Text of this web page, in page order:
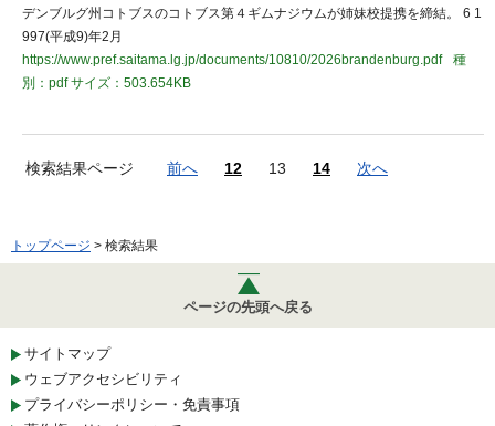
デンブルグ州コトブスのコトブス第４ギムナジウムが姉妹校提携を締結。 6 1
997(平成9)年2月
https://www.pref.saitama.lg.jp/documents/10810/2026brandenburg.pdf
種
別：pdfサイズ：503.654KB
検索結果ページ 前へ 12 13 14 次へ
トップページ > 検索結果
ページの先頭へ戻る
サイトマップ
ウェブアクセシビリティ
プライバシーポリシー・免責事項